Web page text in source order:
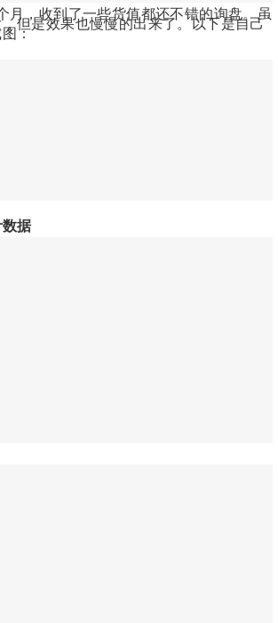
月，收到了一些货值都还不错的询盘。虽
但是效果也慢慢的出来了。以下是自己
：
数据